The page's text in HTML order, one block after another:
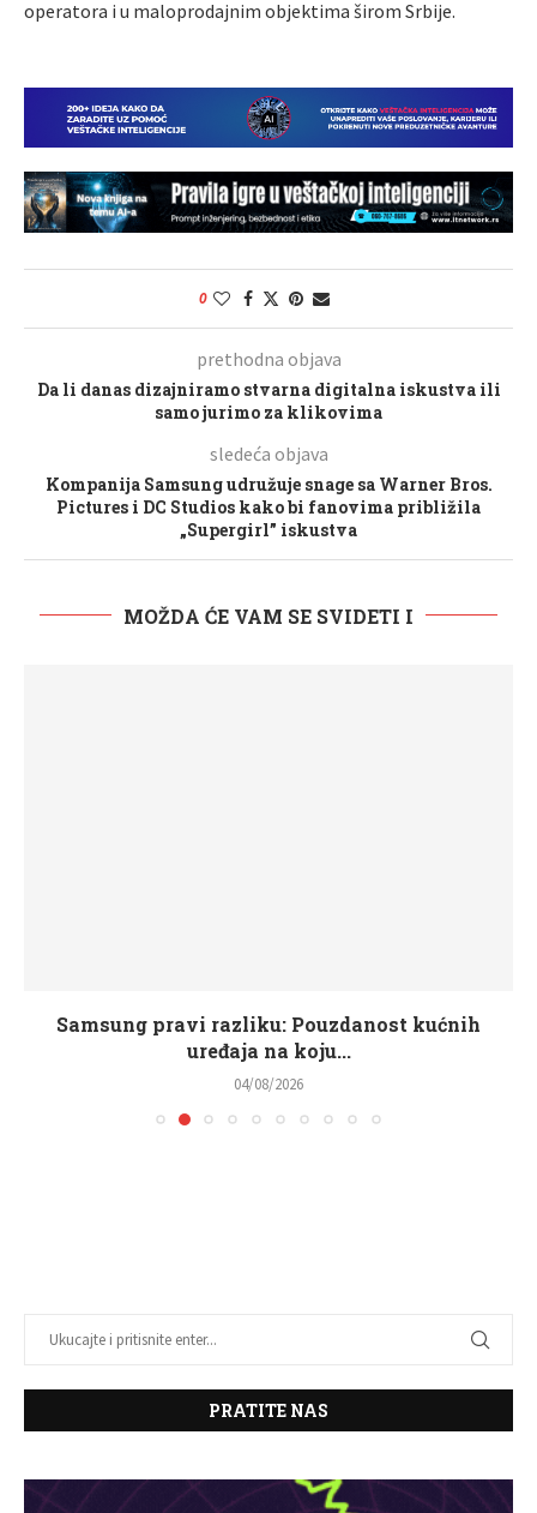
operatora i u maloprodajnim objektima širom Srbije.
0
prethodna objava
Da li danas dizajniramo stvarna digitalna iskustva ili
samo jurimo za klikovima
sledeća objava
Kompanija Samsung udružuje snage sa Warner Bros.
Pictures i DC Studios kako bi fanovima približila
„Supergirl” iskustva
MOŽDA ĆE VAM SE SVIDETI I
Samsung pravi razliku: Pouzdanost kućnih
uređaja na koju...
04/08/2026
PRATITE NAS